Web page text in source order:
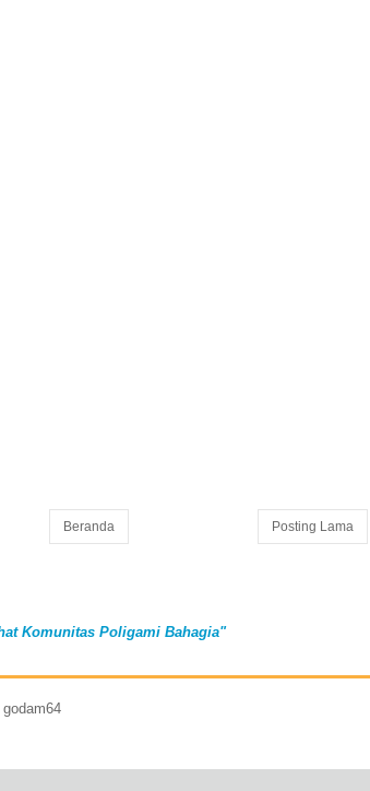
Posting Lama
Beranda
Komunitas Poligami Bahagia"